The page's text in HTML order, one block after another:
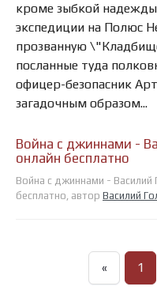
кроме зыбкой
экспедиции на Полюс
прозванную
посланные туда
офицер-безопасник
загадочным образом...
Война с джиннами -
онлайн бесплатно
Война с джиннами - Василий
бесплатно, автор Василий
« 1